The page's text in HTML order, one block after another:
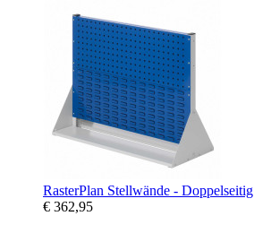
RasterPlan Stellwände - Doppelseitig
€ 362,95